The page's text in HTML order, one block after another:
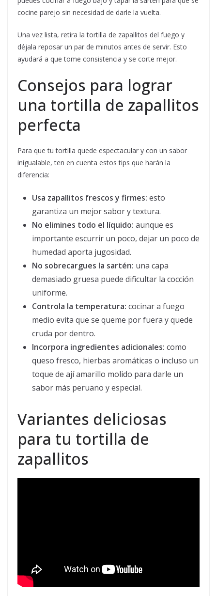
cocine parejo sin necesidad de darle la vuelta.
Una vez lista, retira la tortilla de zapallitos del fuego y
déjala reposar un par de minutos antes de servir. Esto
ayudará a que tome consistencia y se corte mejor.
Consejos para lograr
una tortilla de zapallitos
perfecta
Para que tu tortilla quede espectacular y con un sabor
inigualable, ten en cuenta estos tips que harán la
diferencia:
Usa zapallitos frescos y firmes: esto
garantiza un mejor sabor y textura.
No elimines todo el líquido: aunque es
importante escurrir un poco, dejar un poco de
humedad aporta jugosidad.
No sobrecargues la sartén: una capa
demasiado gruesa puede dificultar la cocción
uniforme.
Controla la temperatura: cocinar a fuego
medio evita que se queme por fuera y quede
cruda por dentro.
Incorpora ingredientes adicionales: como
queso fresco, hierbas aromáticas o incluso un
toque de ají amarillo molido para darle un
sabor más peruano y especial.
Variantes deliciosas
para tu tortilla de
zapallitos